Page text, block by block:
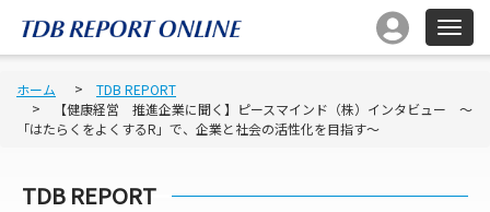
ホーム
TDB REPORT
【健康経営 推進企業に聞く】ピースマインド（株）インタビュー ～
「はたらくをよくするR」で、企業と社会の活性化を目指す～
TDB REPORT